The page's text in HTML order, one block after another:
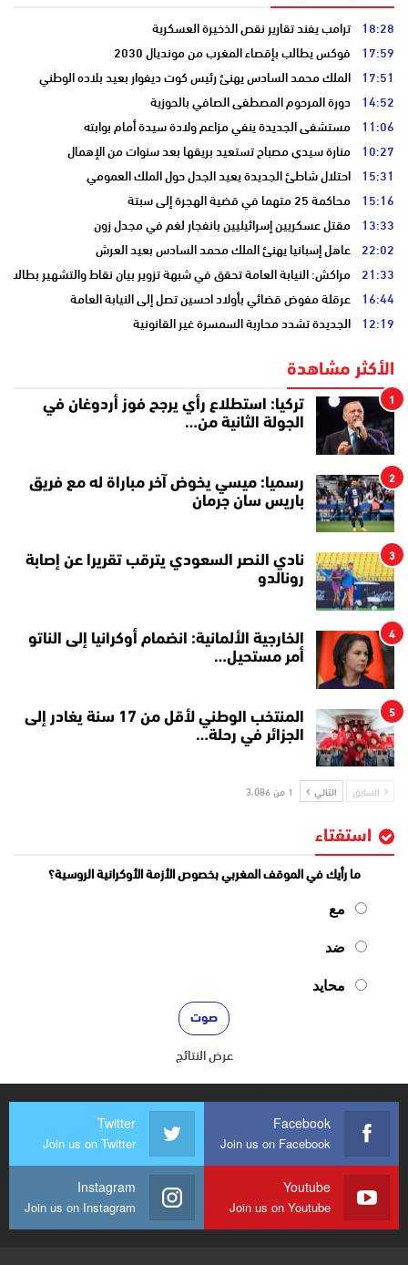
18:28 ترامب يفند تقارير نقص الذخيرة العسكرية
17:59 فوكس يطالب بإقصاء المغرب من مونديال 2030
17:51 الملك محمد السادس يهنئ رئيس كوت ديفوار بعيد بلاده الوطني
14:52 دورة المرحوم المصطفى الصافي بالحوزية
11:06 مستشفى الجديدة ينفي مزاعم ولادة سيدة أمام بوابته
10:27 منارة سيدي مصباح تستعيد بريقها بعد سنوات من الإهمال
15:31 احتلال شاطئ الجديدة يعيد الجدل حول الملك العمومي
15:16 محاكمة 25 متهما في قضية الهجرة إلى سبتة
13:33 مقتل عسكريين إسرائيليين بانفجار لغم في مجدل زون
22:02 عاهل إسبانيا يهنئ الملك محمد السادس بعيد العرش
21:33 مراكش: النيابة العامة تحقق في شبهة تزوير بيان نقاط والتشهير بطالب
16:44 عرقلة مفوض قضائي بأولاد احسين تصل إلى النيابة العامة
12:19 الجديدة تشدد محاربة السمسرة غير القانونية
الأكثر مشاهدة
1
تركيا: استطلاع رأي يرجح فوز أردوغان في
الجولة الثانية من…
2
رسميا: ميسي يخوض آخر مباراة له مع فريق
باريس سان جرمان
3
نادي النصر السعودي يترقب تقريرا عن إصابة
رونالدو
4
الخارجية الألمانية: انضمام أوكرانيا إلى الناتو
أمر مستحيل…
5
المنتخب الوطني لأقل من 17 سنة يغادر إلى
الجزائر في رحلة…
السابق التالي 1 من 3٬086
استفتاء
ما رأيك في الموقف المغربي بخصوص الأزمة الأوكرانية الروسية؟
مع
ضد
محايد
عرض النتائج
Facebook
Join us on Facebook
Twitter
Join us on Twitter
Youtube
Join us on Youtube
Instagram
Join us on Instagram